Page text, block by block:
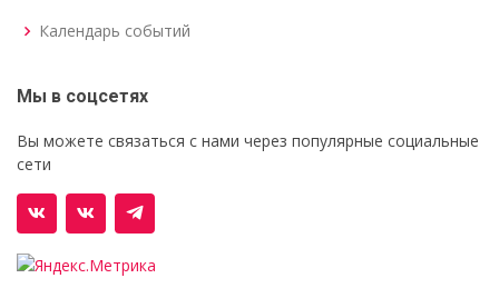
Календарь событий
Мы в соцсетях
Вы можете связаться с нами через популярные социальные
сети